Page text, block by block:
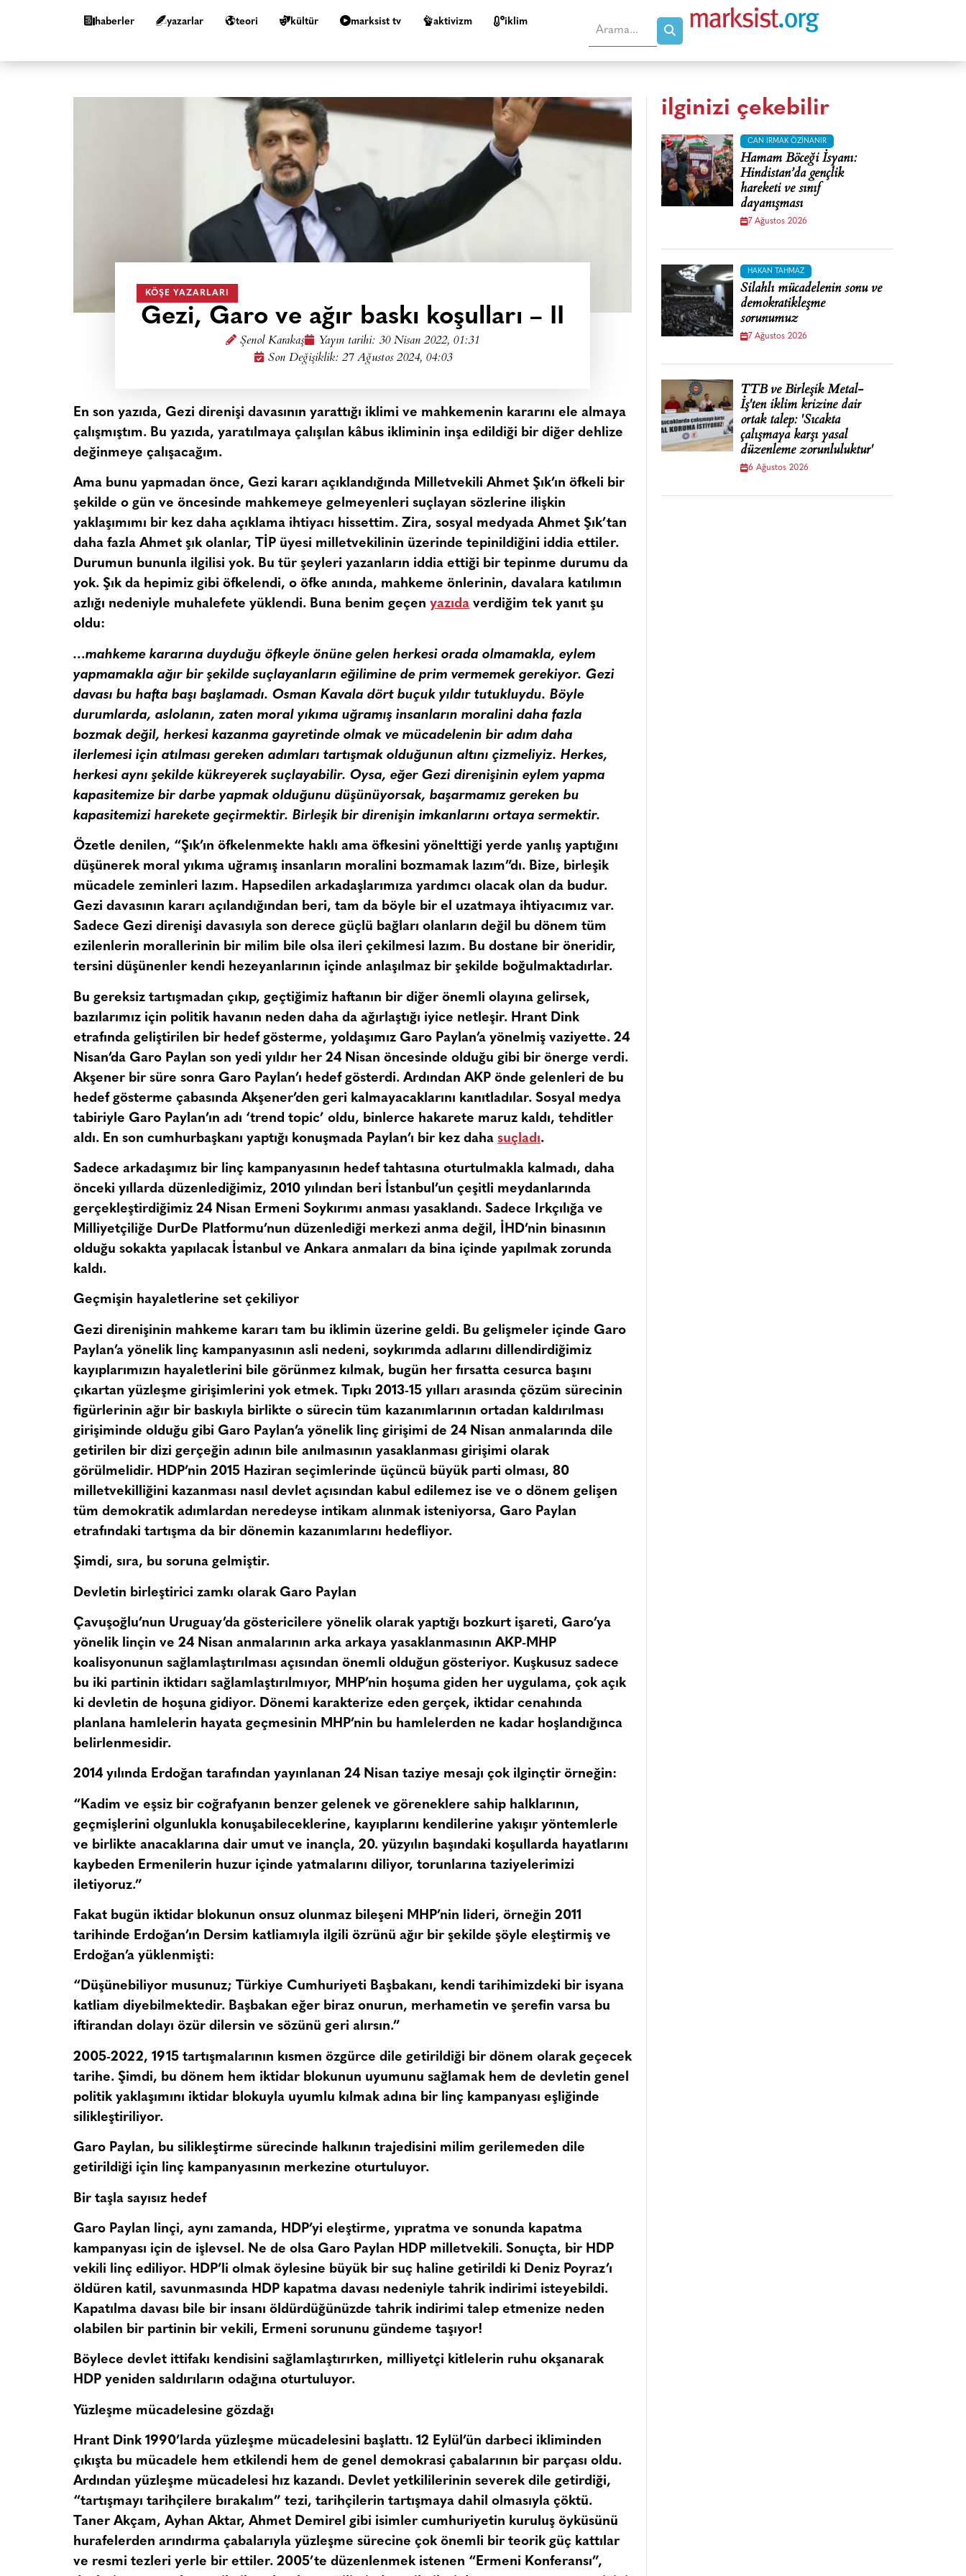
haberler yazarlar teori kültür marksist tv aktivizm i̇klim
KÖŞE YAZARLARI
Gezi, Garo ve ağır baskı koşulları – II
Şenol Karakaş Yayın tarihi: 30 Nisan 2022, 01:31
Son Değişiklik: 27 Ağustos 2024, 04:03
En son yazıda, Gezi direnişi davasının yarattığı iklimi ve mahkemenin kararını ele almaya
çalışmıştım. Bu yazıda, yaratılmaya çalışılan kâbus ikliminin inşa edildiği bir diğer dehlize
değinmeye çalışacağım.
Ama bunu yapmadan önce, Gezi kararı açıklandığında Milletvekili Ahmet Şık’ın öfkeli bir
şekilde o gün ve öncesinde mahkemeye gelmeyenleri suçlayan sözlerine ilişkin
yaklaşımımı bir kez daha açıklama ihtiyacı hissettim. Zira, sosyal medyada Ahmet Şık’tan
daha fazla Ahmet şık olanlar, TİP üyesi milletvekilinin üzerinde tepinildiğini iddia ettiler.
Durumun bununla ilgilisi yok. Bu tür şeyleri yazanların iddia ettiği bir tepinme durumu da
yok. Şık da hepimiz gibi öfkelendi, o öfke anında, mahkeme önlerinin, davalara katılımın
azlığı nedeniyle muhalefete yüklendi. Buna benim geçen yazıda verdiğim tek yanıt şu
oldu:
…mahkeme kararına duyduğu öfkeyle önüne gelen herkesi orada olmamakla, eylem
yapmamakla ağır bir şekilde suçlayanların eğilimine de prim vermemek gerekiyor. Gezi
davası bu hafta başı başlamadı. Osman Kavala dört buçuk yıldır tutukluydu. Böyle
durumlarda, aslolanın, zaten moral yıkıma uğramış insanların moralini daha fazla
bozmak değil, herkesi kazanma gayretinde olmak ve mücadelenin bir adım daha
ilerlemesi için atılması gereken adımları tartışmak olduğunun altını çizmeliyiz. Herkes,
herkesi aynı şekilde kükreyerek suçlayabilir. Oysa, eğer Gezi direnişinin eylem yapma
kapasitemize bir darbe yapmak olduğunu düşünüyorsak, başarmamız gereken bu
kapasitemizi harekete geçirmektir. Birleşik bir direnişin imkanlarını ortaya sermektir.
Özetle denilen, “Şık’ın öfkelenmekte haklı ama öfkesini yönelttiği yerde yanlış yaptığını
düşünerek moral yıkıma uğramış insanların moralini bozmamak lazım”dı. Bize, birleşik
mücadele zeminleri lazım. Hapsedilen arkadaşlarımıza yardımcı olacak olan da budur.
Gezi davasının kararı açılandığından beri, tam da böyle bir el uzatmaya ihtiyacımız var.
Sadece Gezi direnişi davasıyla son derece güçlü bağları olanların değil bu dönem tüm
ezilenlerin morallerinin bir milim bile olsa ileri çekilmesi lazım. Bu dostane bir öneridir,
tersini düşünenler kendi hezeyanlarının içinde anlaşılmaz bir şekilde boğulmaktadırlar.
Bu gereksiz tartışmadan çıkıp, geçtiğimiz haftanın bir diğer önemli olayına gelirsek,
bazılarımız için politik havanın neden daha da ağırlaştığı iyice netleşir. Hrant Dink
etrafında geliştirilen bir hedef gösterme, yoldaşımız Garo Paylan’a yönelmiş vaziyette. 24
Nisan’da Garo Paylan son yedi yıldır her 24 Nisan öncesinde olduğu gibi bir önerge verdi.
Akşener bir süre sonra Garo Paylan’ı hedef gösterdi. Ardından AKP önde gelenleri de bu
hedef gösterme çabasında Akşener’den geri kalmayacaklarını kanıtladılar. Sosyal medya
tabiriyle Garo Paylan’ın adı ‘trend topic’ oldu, binlerce hakarete maruz kaldı, tehditler
aldı. En son cumhurbaşkanı yaptığı konuşmada Paylan’ı bir kez daha suçladı.
Sadece arkadaşımız bir linç kampanyasının hedef tahtasına oturtulmakla kalmadı, daha
önceki yıllarda düzenlediğimiz, 2010 yılından beri İstanbul’un çeşitli meydanlarında
gerçekleştirdiğimiz 24 Nisan Ermeni Soykırımı anması yasaklandı. Sadece Irkçılığa ve
Milliyetçiliğe DurDe Platformu’nun düzenlediği merkezi anma değil, İHD’nin binasının
olduğu sokakta yapılacak İstanbul ve Ankara anmaları da bina içinde yapılmak zorunda
kaldı.
Geçmişin hayaletlerine set çekiliyor
Gezi direnişinin mahkeme kararı tam bu iklimin üzerine geldi. Bu gelişmeler içinde Garo
Paylan’a yönelik linç kampanyasının asli nedeni, soykırımda adlarını dillendirdiğimiz
kayıplarımızın hayaletlerini bile görünmez kılmak, bugün her fırsatta cesurca başını
çıkartan yüzleşme girişimlerini yok etmek. Tıpkı 2013-15 yılları arasında çözüm sürecinin
figürlerinin ağır bir baskıyla birlikte o sürecin tüm kazanımlarının ortadan kaldırılması
girişiminde olduğu gibi Garo Paylan’a yönelik linç girişimi de 24 Nisan anmalarında dile
getirilen bir dizi gerçeğin adının bile anılmasının yasaklanması girişimi olarak
görülmelidir. HDP’nin 2015 Haziran seçimlerinde üçüncü büyük parti olması, 80
milletvekilliğini kazanması nasıl devlet açısından kabul edilemez ise ve o dönem gelişen
tüm demokratik adımlardan neredeyse intikam alınmak isteniyorsa, Garo Paylan
etrafındaki tartışma da bir dönemin kazanımlarını hedefliyor.
Şimdi, sıra, bu soruna gelmiştir.
Devletin birleştirici zamkı olarak Garo Paylan
Çavuşoğlu’nun Uruguay’da göstericilere yönelik olarak yaptığı bozkurt işareti, Garo’ya
yönelik linçin ve 24 Nisan anmalarının arka arkaya yasaklanmasının AKP-MHP
koalisyonunun sağlamlaştırılması açısından önemli olduğun gösteriyor. Kuşkusuz sadece
bu iki partinin iktidarı sağlamlaştırılmıyor, MHP’nin hoşuma giden her uygulama, çok açık
ki devletin de hoşuna gidiyor. Dönemi karakterize eden gerçek, iktidar cenahında
planlana hamlelerin hayata geçmesinin MHP’nin bu hamlelerden ne kadar hoşlandığınca
belirlenmesidir.
2014 yılında Erdoğan tarafından yayınlanan 24 Nisan taziye mesajı çok ilginçtir örneğin:
“Kadim ve eşsiz bir coğrafyanın benzer gelenek ve göreneklere sahip halklarının,
geçmişlerini olgunlukla konuşabileceklerine, kayıplarını kendilerine yakışır yöntemlerle
ve birlikte anacaklarına dair umut ve inançla, 20. yüzyılın başındaki koşullarda hayatlarını
kaybeden Ermenilerin huzur içinde yatmalarını diliyor, torunlarına taziyelerimizi
iletiyoruz.”
Fakat bugün iktidar blokunun onsuz olunmaz bileşeni MHP’nin lideri, örneğin 2011
tarihinde Erdoğan’ın Dersim katliamıyla ilgili özrünü ağır bir şekilde şöyle eleştirmiş ve
Erdoğan’a yüklenmişti:
“Düşünebiliyor musunuz; Türkiye Cumhuriyeti Başbakanı, kendi tarihimizdeki bir isyana
katliam diyebilmektedir. Başbakan eğer biraz onurun, merhametin ve şerefin varsa bu
iftirandan dolayı özür dilersin ve sözünü geri alırsın.”
2005-2022, 1915 tartışmalarının kısmen özgürce dile getirildiği bir dönem olarak geçecek
tarihe. Şimdi, bu dönem hem iktidar blokunun uyumunu sağlamak hem de devletin genel
politik yaklaşımını iktidar blokuyla uyumlu kılmak adına bir linç kampanyası eşliğinde
silikleştiriliyor.
Garo Paylan, bu silikleştirme sürecinde halkının trajedisini milim gerilemeden dile
getirildiği için linç kampanyasının merkezine oturtuluyor.
Bir taşla sayısız hedef
Garo Paylan linçi, aynı zamanda, HDP’yi eleştirme, yıpratma ve sonunda kapatma
kampanyası için de işlevsel. Ne de olsa Garo Paylan HDP milletvekili. Sonuçta, bir HDP
vekili linç ediliyor. HDP’li olmak öylesine büyük bir suç haline getirildi ki Deniz Poyraz’ı
öldüren katil, savunmasında HDP kapatma davası nedeniyle tahrik indirimi isteyebildi.
Kapatılma davası bile bir insanı öldürdüğünüzde tahrik indirimi talep etmenize neden
olabilen bir partinin bir vekili, Ermeni sorununu gündeme taşıyor!
Böylece devlet ittifakı kendisini sağlamlaştırırken, milliyetçi kitlelerin ruhu okşanarak
HDP yeniden saldırıların odağına oturtuluyor.
Yüzleşme mücadelesine gözdağı
Hrant Dink 1990’larda yüzleşme mücadelesini başlattı. 12 Eylül’ün darbeci ikliminden
çıkışta bu mücadele hem etkilendi hem de genel demokrasi çabalarının bir parçası oldu.
Ardından yüzleşme mücadelesi hız kazandı. Devlet yetkililerinin severek dile getirdiği,
“tartışmayı tarihçilere bırakalım” tezi, tarihçilerin tartışmaya dahil olmasıyla çöktü.
Taner Akçam, Ayhan Aktar, Ahmet Demirel gibi isimler cumhuriyetin kuruluş öyküsünü
hurafelerden arındırma çabalarıyla yüzleşme sürecine çok önemli bir teorik güç kattılar
ve resmi tezleri yerle bir ettiler. 2005’te düzenlenmek istenen “Ermeni Konferansı”,
ilginizi çekebilir
CAN IRMAK ÖZINANIR
Hamam Böceği İsyanı:
Hindistan’da gençlik
hareketi ve sınıf
dayanışması
7 Ağustos 2026
HAKAN TAHMAZ
Silahlı mücadelenin sonu ve
demokratikleşme
sorunumuz
7 Ağustos 2026
TTB ve Birleşik Metal-
İş'ten iklim krizine dair
ortak talep: 'Sıcakta
çalışmaya karşı yasal
düzenleme zorunluluktur'
6 Ağustos 2026